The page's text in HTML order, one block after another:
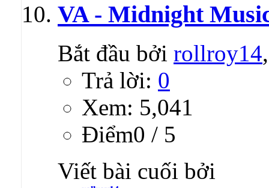
VA - Midnight
Bắt đầu bởi rollroy14
Trả lời: 0
Xem: 5,041
Ðiểm0 / 5
Viết bài cuối bởi